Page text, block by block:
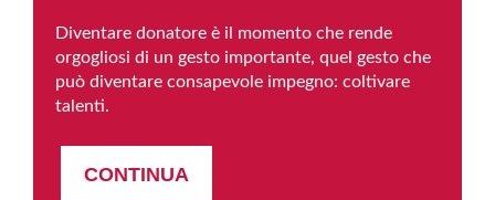
Diventare donatore è il momento che rende
orgogliosi di un gesto importante, quel gesto che
può diventare consapevole impegno: coltivare
talenti.
CONTINUA